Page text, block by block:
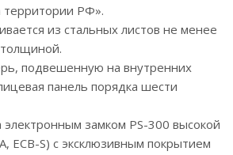
территории РФ».
из стальных листов не менее
подвешенную на внутренних
панель порядка шести
замком PS-300 высокой
ECB-S) с эксклюзивным покрытием